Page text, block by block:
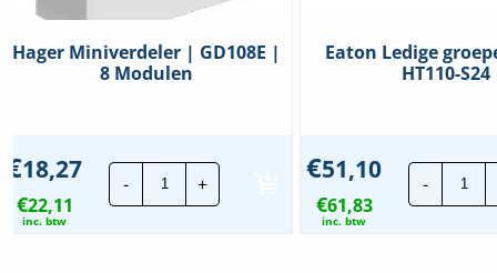
Hager Miniverdeler | GD108E |
8 Modulen
€18,27
€22,11
inc. btw
-
Hager
Miniverdeler
|
+
Eaton Ledige
HT110-S24
€51,10
€61,83
inc. btw
-